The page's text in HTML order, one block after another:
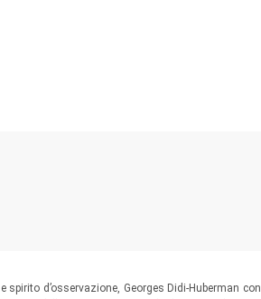
d’osservazione, Georges Didi-Huberman con